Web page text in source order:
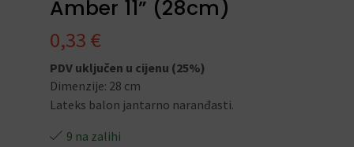
Amber 11” (28cm)
0,33 €
PDV uključen u cijenu (25%)
Dimenzije: 28 cm
Lateks balon jantarno naranđasti.
9 na zalihi